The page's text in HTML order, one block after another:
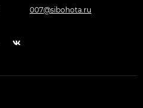
007@sibohota.ru